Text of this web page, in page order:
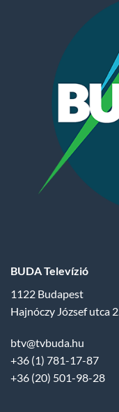
BUDA Televízió
1122 Budapest
Hajnóczy József utca 2.
btv@tvbuda.hu
+36 (1) 781-17-87
+36 (20) 501-98-28